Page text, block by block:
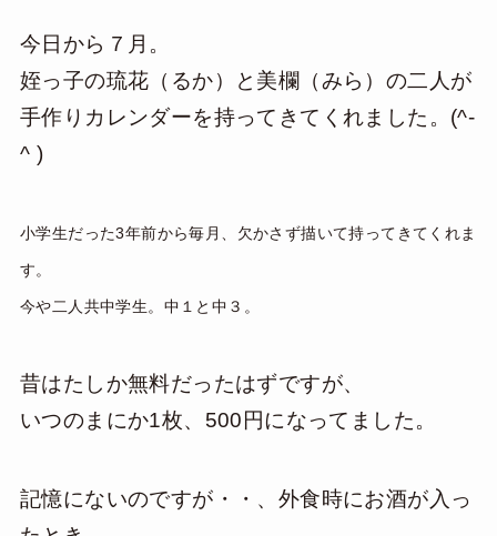
今日から７月。
姪っ子の琉花（るか）と美欄（みら）の二人が
手作りカレンダーを持ってきてくれました。(^-
^ )
小学生だった3年前から毎月、欠かさず描いて持ってきてくれま
す。
今や二人共中学生。中１と中３。
昔はたしか無料だったはずですが、
いつのまにか1枚、500円になってました。
記憶にないのですが・・、外食時にお酒が入っ